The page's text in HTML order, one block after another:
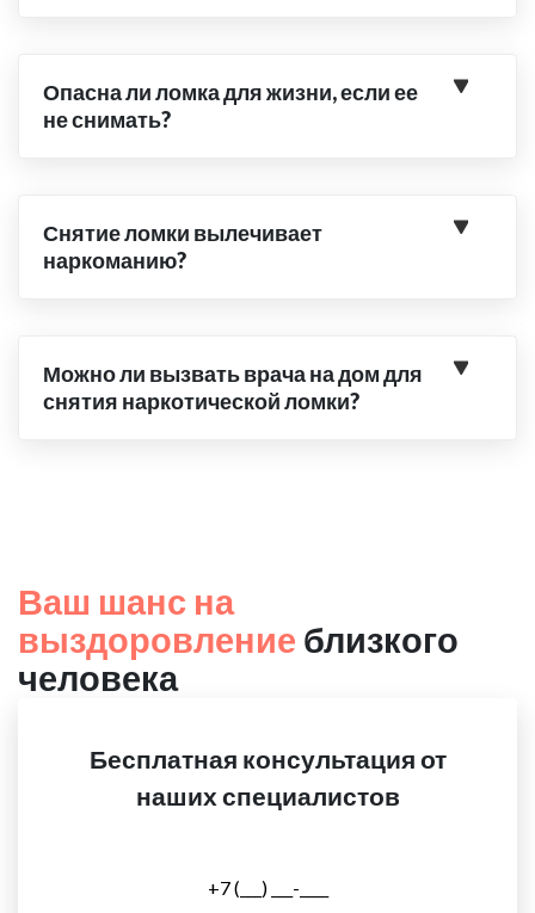
Опасна ли ломка для жизни, если ее
не снимать?
Снятие ломки вылечивает
наркоманию?
Можно ли вызвать врача на дом для
снятия наркотической ломки?
Ваш шанс на
выздоровление близкого
человека
Бесплатная консультация от
наших специалистов